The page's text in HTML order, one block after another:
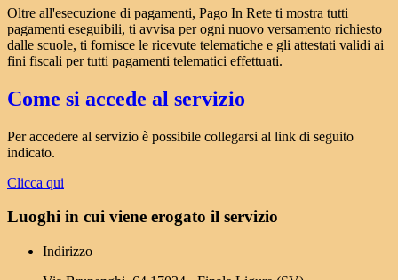
Oltre all'esecuzione di pagamenti, Pago In Rete ti mostra tutti
pagamenti eseguibili, ti avvisa per ogni nuovo versamento richiesto
dalle scuole, ti fornisce le ricevute telematiche e gli attestati validi ai
fini fiscali per tutti pagamenti telematici effettuati.
Come si accede al servizio
Per accedere al servizio è possibile collegarsi al link di seguito
indicato.
Clicca qui
Luoghi in cui viene erogato il servizio
Indirizzo